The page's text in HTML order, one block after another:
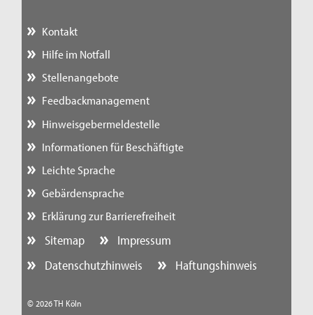
Kontakt
Hilfe im Notfall
Stellenangebote
Feedbackmanagement
Hinweisgebermeldestelle
Informationen für Beschäftigte
Leichte Sprache
Gebärdensprache
Erklärung zur Barrierefreiheit
Sitemap
Impressum
Datenschutzhinweis
Haftungshinweis
© 2026 TH Köln